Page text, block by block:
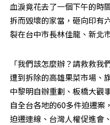
血淚竟花去了一個下午的時
拆而毀壞的家當，砸向印有
裂在台中市長林佳龍、新北
「我們該怎麼辦？請救救
遭到拆除的高雄果菜市場、
中黎明自辦重劃、板橋大觀
自全台各地的60多件迫遷案
迫遷連線、台灣人權促進會